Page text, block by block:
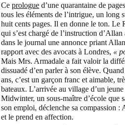
Ce prologue d’une quarantaine de
tous les éléments de l’intrigue, un long
huit cents pages. Il en donne le ton. Le
qui s’est chargé de l’instruction
dans le journal une annonce priant
rapport avec des avocats à Londres, «
Mais Mrs. Armadale a fait valoir la
dissuadé d’en parler à son élève.
ans, c’est un garçon franc et aimable,
bateaux. L’arrivée au village d’un
Midwinter, un sous-maître d’école que
son emploi, déclenche sa compassion
et le prend en affection.